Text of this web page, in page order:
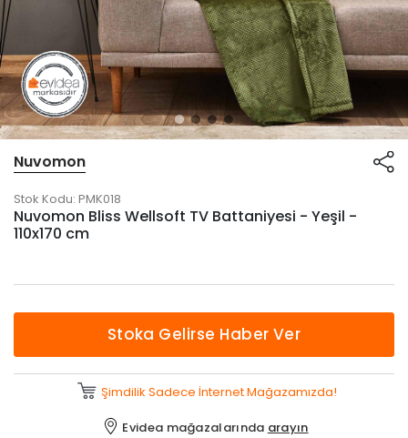
Nuvomon
Stok Kodu: PMK018
Nuvomon Bliss Wellsoft TV Battaniyesi - Yeşil -
110x170 cm
Stoka Gelirse Haber Ver
Şimdilik Sadece İnternet Mağazamızda!
Evidea mağazalarında arayın